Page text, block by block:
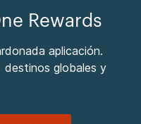
Rewards
aplicación.
destinos globales y